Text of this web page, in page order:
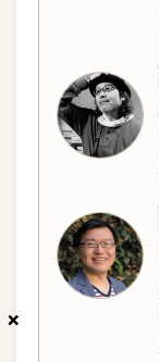
×
×
×